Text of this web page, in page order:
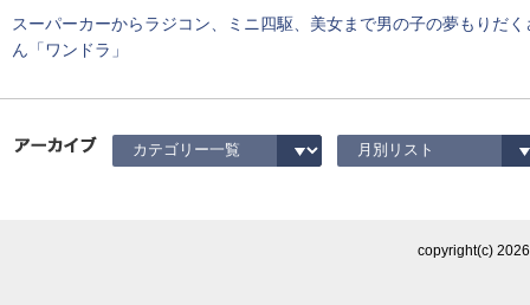
スーパーカーからラジコン、ミニ四駆、美女まで男の子の夢もりだく
ん「ワンドラ」
copyright(c)